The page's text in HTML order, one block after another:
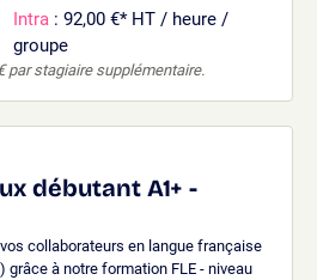
Intra : 92,00 €*HT / heure /
groupe
par stagiaire supplémentaire.
débutant A1+ -
collaborateurs en langue française
grâce à notre formation FLE - niveau